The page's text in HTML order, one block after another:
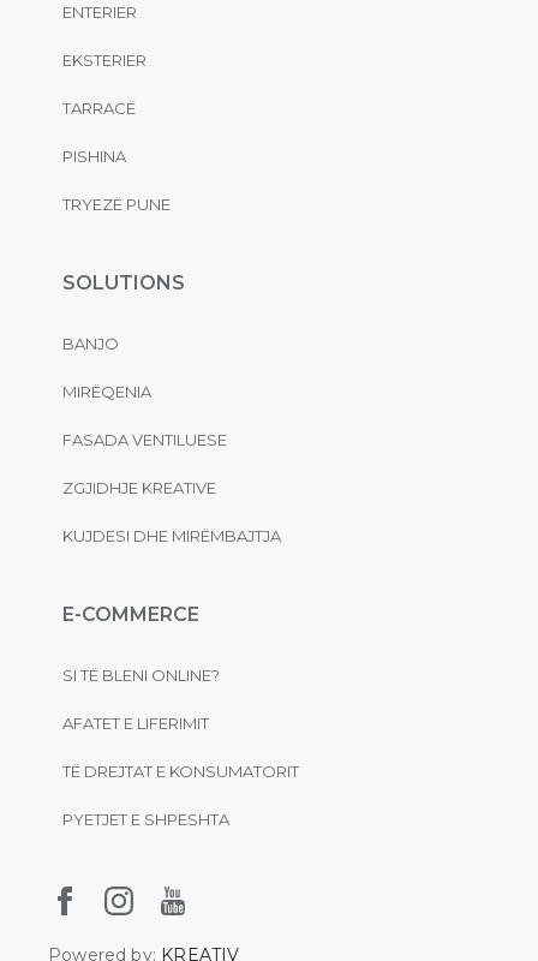
ENTERIER
EKSTERIER
TARRACË
PISHINA
TRYEZË PUNE
SOLUTIONS
BANJO
MIRËQENIA
FASADA VENTILUESE
ZGJIDHJE KREATIVE
KUJDESI DHE MIRËMBAJTJA
E-COMMERCE
SI TË BLENI ONLINE?
AFATET E LIFERIMIT
TË DREJTAT E KONSUMATORIT
PYETJET E SHPESHTA
Powered by: KREATIV